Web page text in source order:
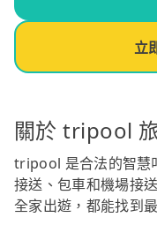
立
關於 tripool
tripool 是合法的智慧
接送、包車和機場接
全家出遊，都能找到